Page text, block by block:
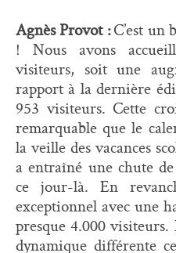
Agnès Provot :C’est un
! Nous avons
visiteurs, soit une
rapport à la dernière
953 visiteurs. Cette
remarquable que le
la veille des vacances
a entraîné une chute
ce jour-là. En
exceptionnel avec une
presque 4.000 visiteurs.
dynamique différente